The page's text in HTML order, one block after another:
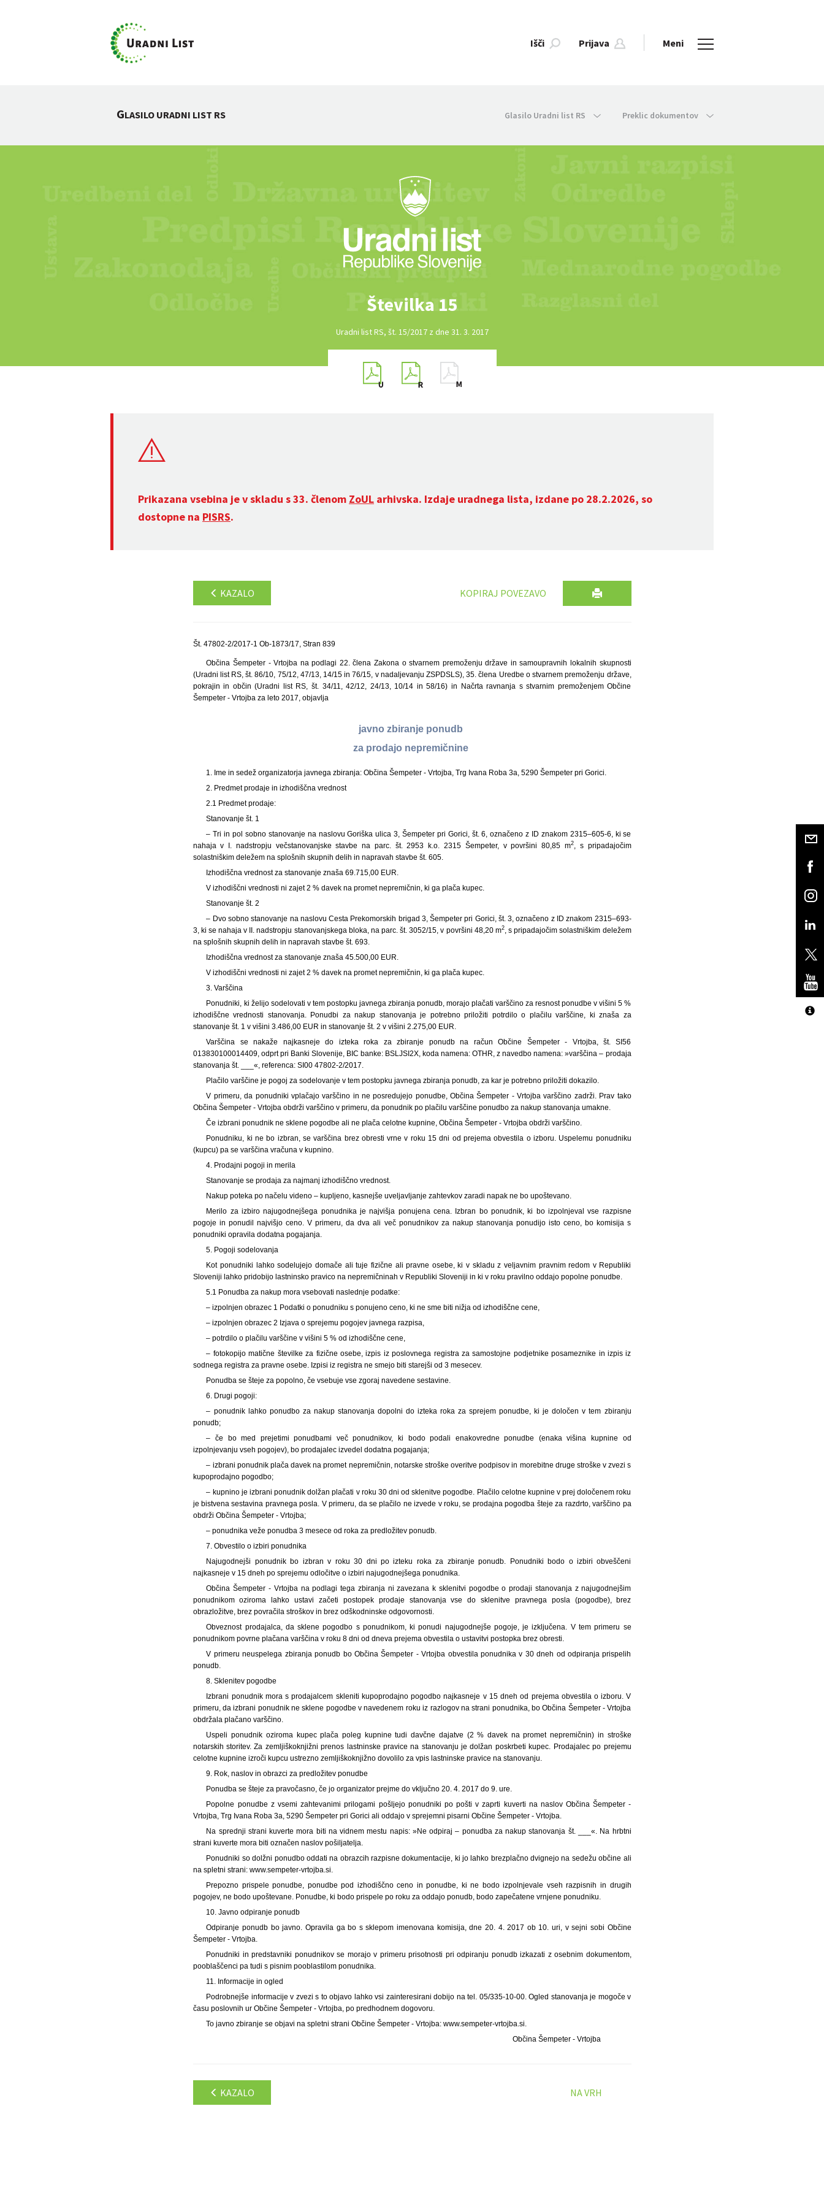
Išči Prijava Meni
GLASILO URADNI LIST RS Glasilo Uradni list RS Preklic dokumentov
Številka 15
Uradni list RS, št. 15/2017 z dne 31. 3. 2017
Prikazana vsebina je v skladu s 33. členom ZoUL arhivska. Izdaje uradnega lista, izdane po 28.2.2026, so
dostopne na PISRS.
KAZALO KOPIRAJ POVEZAVO
Št. 47802-2/2017-1 Ob-1873/17, Stran 839
Občina Šempeter - Vrtojba na podlagi 22. člena Zakona o stvarnem premoženju države in samoupravnih lokalnih skupnosti
(Uradni list RS, št. 86/10, 75/12, 47/13, 14/15 in 76/15, v nadaljevanju ZSPDSLS), 35. člena Uredbe o stvarnem premoženju države,
pokrajin in občin (Uradni list RS, št. 34/11, 42/12, 24/13, 10/14 in 58/16) in Načrta ravnanja s stvarnim premoženjem Občine
Šempeter - Vrtojba za leto 2017, objavlja
javno zbiranje ponudb
za prodajo nepremičnine
1. Ime in sedež organizatorja javnega zbiranja: Občina Šempeter - Vrtojba, Trg Ivana Roba 3a, 5290 Šempeter pri Gorici.
2. Predmet prodaje in izhodiščna vrednost
2.1 Predmet prodaje:
Stanovanje št. 1
– Tri in pol sobno stanovanje na naslovu Goriška ulica 3, Šempeter pri Gorici, št. 6, označeno z ID znakom 2315–605-6, ki se
nahaja v I. nadstropju večstanovanjske stavbe na parc. št. 2953 k.o. 2315 Šempeter, v površini 80,85 m2, s pripadajočim
solastniškim deležem na splošnih skupnih delih in napravah stavbe št. 605.
Izhodiščna vrednost za stanovanje znaša 69.715,00 EUR.
V izhodiščni vrednosti ni zajet 2 % davek na promet nepremičnin, ki ga plača kupec.
Stanovanje št. 2
– Dvo sobno stanovanje na naslovu Cesta Prekomorskih brigad 3, Šempeter pri Gorici, št. 3, označeno z ID znakom 2315–693-
3, ki se nahaja v II. nadstropju stanovanjskega bloka, na parc. št. 3052/15, v površini 48,20 m2, s pripadajočim solastniškim deležem
na splošnih skupnih delih in napravah stavbe št. 693.
Izhodiščna vrednost za stanovanje znaša 45.500,00 EUR.
V izhodiščni vrednosti ni zajet 2 % davek na promet nepremičnin, ki ga plača kupec.
3. Varščina
Ponudniki, ki želijo sodelovati v tem postopku javnega zbiranja ponudb, morajo plačati varščino za resnost ponudbe v višini 5 %
izhodiščne vrednosti stanovanja. Ponudbi za nakup stanovanja je potrebno priložiti potrdilo o plačilu varščine, ki znaša za
stanovanje št. 1 v višini 3.486,00 EUR in stanovanje št. 2 v višini 2.275,00 EUR.
Varščina se nakaže najkasneje do izteka roka za zbiranje ponudb na račun Občine Šempeter - Vrtojba, št. SI56
013830100014409, odprt pri Banki Slovenije, BIC banke: BSLJSI2X, koda namena: OTHR, z navedbo namena: »varščina – prodaja
stanovanja št. ___«, referenca: SI00 47802-2/2017.
Plačilo varščine je pogoj za sodelovanje v tem postopku javnega zbiranja ponudb, za kar je potrebno priložiti dokazilo.
V primeru, da ponudniki vplačajo varščino in ne posredujejo ponudbe, Občina Šempeter - Vrtojba varščino zadrži. Prav tako
Občina Šempeter - Vrtojba obdrži varščino v primeru, da ponudnik po plačilu varščine ponudbo za nakup stanovanja umakne.
Če izbrani ponudnik ne sklene pogodbe ali ne plača celotne kupnine, Občina Šempeter - Vrtojba obdrži varščino.
Ponudniku, ki ne bo izbran, se varščina brez obresti vrne v roku 15 dni od prejema obvestila o izboru. Uspelemu ponudniku
(kupcu) pa se varščina vračuna v kupnino.
4. Prodajni pogoji in merila
Stanovanje se prodaja za najmanj izhodiščno vrednost.
Nakup poteka po načelu videno – kupljeno, kasnejše uveljavljanje zahtevkov zaradi napak ne bo upoštevano.
Merilo za izbiro najugodnejšega ponudnika je najvišja ponujena cena. Izbran bo ponudnik, ki bo izpolnjeval vse razpisne
pogoje in ponudil najvišjo ceno. V primeru, da dva ali več ponudnikov za nakup stanovanja ponudijo isto ceno, bo komisija s
ponudniki opravila dodatna pogajanja.
5. Pogoji sodelovanja
Kot ponudniki lahko sodelujejo domače ali tuje fizične ali pravne osebe, ki v skladu z veljavnim pravnim redom v Republiki
Sloveniji lahko pridobijo lastninsko pravico na nepremičninah v Republiki Sloveniji in ki v roku pravilno oddajo popolne ponudbe.
5.1 Ponudba za nakup mora vsebovati naslednje podatke:
– izpolnjen obrazec 1 Podatki o ponudniku s ponujeno ceno, ki ne sme biti nižja od izhodiščne cene,
– izpolnjen obrazec 2 Izjava o sprejemu pogojev javnega razpisa,
– potrdilo o plačilu varščine v višini 5 % od izhodiščne cene,
– fotokopijo matične številke za fizične osebe, izpis iz poslovnega registra za samostojne podjetnike posameznike in izpis iz
sodnega registra za pravne osebe. Izpisi iz registra ne smejo biti starejši od 3 mesecev.
Ponudba se šteje za popolno, če vsebuje vse zgoraj navedene sestavine.
6. Drugi pogoji:
– ponudnik lahko ponudbo za nakup stanovanja dopolni do izteka roka za sprejem ponudbe, ki je določen v tem zbiranju
ponudb;
– če bo med prejetimi ponudbami več ponudnikov, ki bodo podali enakovredne ponudbe (enaka višina kupnine od
izpolnjevanju vseh pogojev), bo prodajalec izvedel dodatna pogajanja;
– izbrani ponudnik plača davek na promet nepremičnin, notarske stroške overitve podpisov in morebitne druge stroške v zvezi s
kupoprodajno pogodbo;
– kupnino je izbrani ponudnik dolžan plačati v roku 30 dni od sklenitve pogodbe. Plačilo celotne kupnine v prej določenem roku
je bistvena sestavina pravnega posla. V primeru, da se plačilo ne izvede v roku, se prodajna pogodba šteje za razdrto, varščino pa
obdrži Občina Šempeter - Vrtojba;
– ponudnika veže ponudba 3 mesece od roka za predložitev ponudb.
7. Obvestilo o izbiri ponudnika
Najugodnejši ponudnik bo izbran v roku 30 dni po izteku roka za zbiranje ponudb. Ponudniki bodo o izbiri obveščeni
najkasneje v 15 dneh po sprejemu odločitve o izbiri najugodnejšega ponudnika.
Občina Šempeter - Vrtojba na podlagi tega zbiranja ni zavezana k sklenitvi pogodbe o prodaji stanovanja z najugodnejšim
ponudnikom oziroma lahko ustavi začeti postopek prodaje stanovanja vse do sklenitve pravnega posla (pogodbe), brez
obrazložitve, brez povračila stroškov in brez odškodninske odgovornosti.
Obveznost prodajalca, da sklene pogodbo s ponudnikom, ki ponudi najugodnejše pogoje, je izključena. V tem primeru se
ponudnikom povrne plačana varščina v roku 8 dni od dneva prejema obvestila o ustavitvi postopka brez obresti.
V primeru neuspelega zbiranja ponudb bo Občina Šempeter - Vrtojba obvestila ponudnika v 30 dneh od odpiranja prispelih
ponudb.
8. Sklenitev pogodbe
Izbrani ponudnik mora s prodajalcem skleniti kupoprodajno pogodbo najkasneje v 15 dneh od prejema obvestila o izboru. V
primeru, da izbrani ponudnik ne sklene pogodbe v navedenem roku iz razlogov na strani ponudnika, bo Občina Šempeter - Vrtojba
obdržala plačano varščino.
Uspeli ponudnik oziroma kupec plača poleg kupnine tudi davčne dajatve (2 % davek na promet nepremičnin) in stroške
notarskih storitev. Za zemljiškoknjižni prenos lastninske pravice na stanovanju je dolžan poskrbeti kupec. Prodajalec po prejemu
celotne kupnine izroči kupcu ustrezno zemljiškoknjižno dovolilo za vpis lastninske pravice na stanovanju.
9. Rok, naslov in obrazci za predložitev ponudbe
Ponudba se šteje za pravočasno, če jo organizator prejme do vključno 20. 4. 2017 do 9. ure.
Popolne ponudbe z vsemi zahtevanimi prilogami pošljejo ponudniki po pošti v zaprti kuverti na naslov Občina Šempeter -
Vrtojba, Trg Ivana Roba 3a, 5290 Šempeter pri Gorici ali oddajo v sprejemni pisarni Občine Šempeter - Vrtojba.
Na sprednji strani kuverte mora biti na vidnem mestu napis: »Ne odpiraj – ponudba za nakup stanovanja št. ___«. Na hrbtni
strani kuverte mora biti označen naslov pošiljatelja.
Ponudniki so dolžni ponudbo oddati na obrazcih razpisne dokumentacije, ki jo lahko brezplačno dvignejo na sedežu občine ali
na spletni strani: www.sempeter-vrtojba.si.
Prepozno prispele ponudbe, ponudbe pod izhodiščno ceno in ponudbe, ki ne bodo izpolnjevale vseh razpisnih in drugih
pogojev, ne bodo upoštevane. Ponudbe, ki bodo prispele po roku za oddajo ponudb, bodo zapečatene vrnjene ponudniku.
10. Javno odpiranje ponudb
Odpiranje ponudb bo javno. Opravila ga bo s sklepom imenovana komisija, dne 20. 4. 2017 ob 10. uri, v sejni sobi Občine
Šempeter - Vrtojba.
Ponudniki in predstavniki ponudnikov se morajo v primeru prisotnosti pri odpiranju ponudb izkazati z osebnim dokumentom,
pooblaščenci pa tudi s pisnim pooblastilom ponudnika.
11. Informacije in ogled
Podrobnejše informacije v zvezi s to objavo lahko vsi zainteresirani dobijo na tel. 05/335-10-00. Ogled stanovanja je mogoče v
času poslovnih ur Občine Šempeter - Vrtojba, po predhodnem dogovoru.
To javno zbiranje se objavi na spletni strani Občine Šempeter - Vrtojba: www.sempeter-vrtojba.si.
Občina Šempeter - Vrtojba
KAZALO NA VRH